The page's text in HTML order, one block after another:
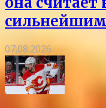
07.08.2026